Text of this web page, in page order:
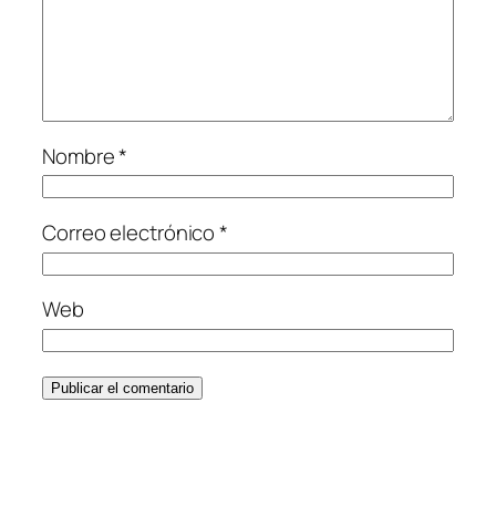
Nombre*
Correo electrónico*
Web